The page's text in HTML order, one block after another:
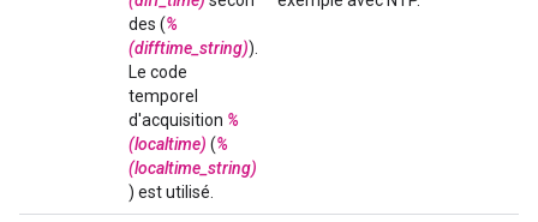
des (%
(difftime_string)).
Le code
temporel
d'acquisition %
(localtime) (%
(localtime_string)
) est utilisé.